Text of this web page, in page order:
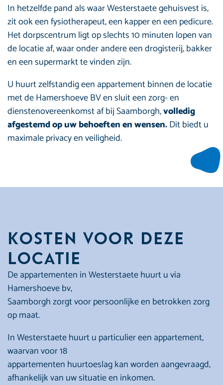
In hetzelfde pand als waar Westerstaete gehuisvest is,
zit ook een fysiotherapeut, een kapper en een pedicure.
Het dorpscentrum ligt op slechts 10 minuten lopen van
de locatie af, waar onder andere een drogisterij, bakker
en een supermarkt te vinden zijn.
U huurt zelfstandig een appartement binnen de locatie
met de Hamershoeve BV en sluit een zorg- en
dienstenovereenkomst af bij Saamborgh,volledig
afgestemd op uw behoeften en wensen.Dit biedt u
maximale privacy en veiligheid.
Kosten voor deze
locatie
De appartementen in Westerstaete huurt u via
Hamershoeve bv,
Saamborgh zorgt voor persoonlijke en betrokken zorg
op maat.
In Westerstaete huurt u particulier een appartement,
waarvan voor 18
appartementen huurtoeslag kan worden aangevraagd,
afhankelijk van uw situatie en inkomen.